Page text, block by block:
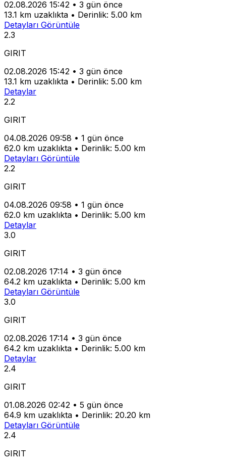
02.08.2026 15:42 • 3 gün önce
13.1 km uzaklıkta • Derinlik: 5.00 km
Detayları Görüntüle
2.3
GIRIT
02.08.2026 15:42 • 3 gün önce
13.1 km uzaklıkta • Derinlik: 5.00 km
Detaylar
2.2
GIRIT
04.08.2026 09:58 • 1 gün önce
62.0 km uzaklıkta • Derinlik: 5.00 km
Detayları Görüntüle
2.2
GIRIT
04.08.2026 09:58 • 1 gün önce
62.0 km uzaklıkta • Derinlik: 5.00 km
Detaylar
3.0
GIRIT
02.08.2026 17:14 • 3 gün önce
64.2 km uzaklıkta • Derinlik: 5.00 km
Detayları Görüntüle
3.0
GIRIT
02.08.2026 17:14 • 3 gün önce
64.2 km uzaklıkta • Derinlik: 5.00 km
Detaylar
2.4
GIRIT
01.08.2026 02:42 • 5 gün önce
64.9 km uzaklıkta • Derinlik: 20.20 km
Detayları Görüntüle
2.4
GIRIT